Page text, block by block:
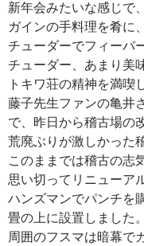
新年会みたいな感じで、
ガインの手料理を肴に
チューダーでフィーバ
チューダー、あまり美
トキワ荘の精神を満喫
藤子先生ファンの亀井
で、昨日から稽古場の
荒廃ぶりが激しかった
このままでは稽古の志
思い切ってリニューア
ハンズマンでパンチを
畳の上に設置しました。
周囲のフスマは暗幕で